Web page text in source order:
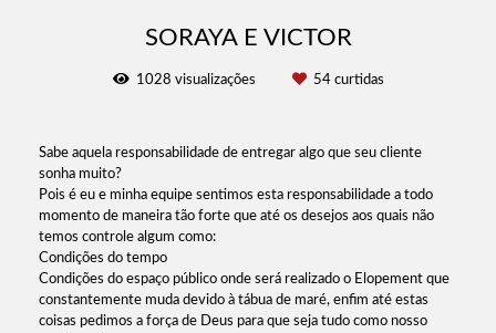
SORAYA E VICTOR
1028 visualizações 54curtidas
Sabe aquela responsabilidade de entregar algo que seu cliente
sonha muito?
Pois é eu e minha equipe sentimos esta responsabilidade a todo
momento de maneira tão forte que até os desejos aos quais não
temos controle algum como:
Condições do tempo
Condições do espaço público onde será realizado o Elopement que
constantemente muda devido à tábua de maré, enfim até estas
coisas pedimos a força de Deus para que seja tudo como nosso